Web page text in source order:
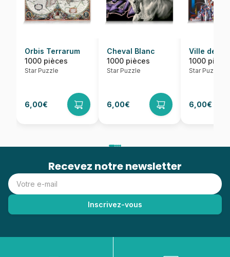
Orbis Terrarum
1000 pièces
Star Puzzle
6,00€
Cheval Blanc
1000 pièces
Star Puzzle
6,00€
Ville de la
1000
Star Puzzle
6,00€
Recevez notre newsletter